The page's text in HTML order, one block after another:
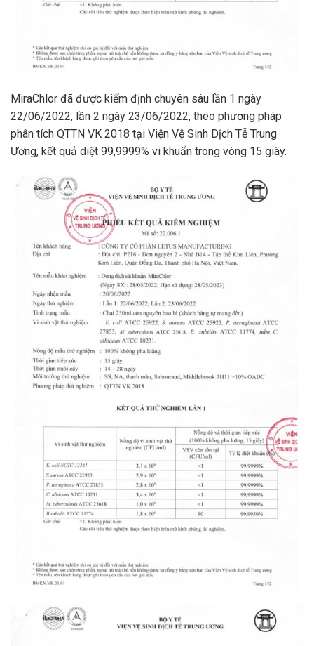
MiraChlor đã được kiểm định chuyên sâu lần 1 ngày
22/06/2022, lần 2 ngày 23/06/2022, theo phương pháp
phân tích QTTN VK 2018 tại Viện Vệ Sinh Dịch Tễ Trung
Ương, kết quả diệt 99,9999% vi khuẩn trong vòng 15 giây.